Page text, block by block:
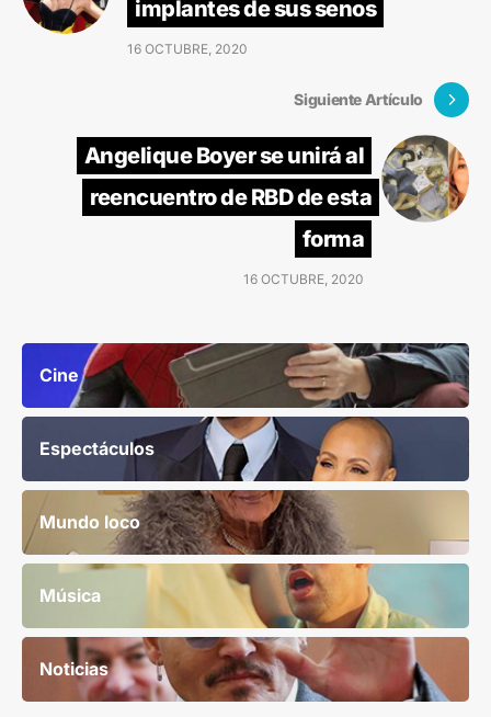
implantes de sus senos
16 OCTUBRE, 2020
Siguiente Artículo
Angelique Boyer se unirá al
reencuentro de RBD de esta
forma
16 OCTUBRE, 2020
Cine
Espectáculos
Mundo loco
Música
Noticias